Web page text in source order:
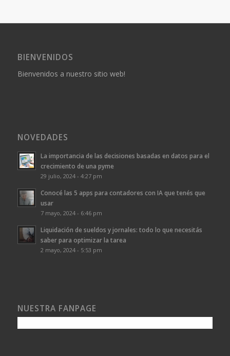
BIENVENIDOS
Bienvenidos a nuestro sitio web!
NOVEDADES
La importancia de las decisiones basadas en datos para el
crecimiento de una pyme
29 julio, 2024 - 4:27 pm
Conocé las 5 apps para contadores con IA que tenés que
usar
7 mayo, 2024 - 6:46 pm
Liquidación de sueldos y jornales: todo lo que necesitás
saber para optimizar la tarea
2 mayo, 2024 - 5:53 pm
NUESTRA FANPAGE